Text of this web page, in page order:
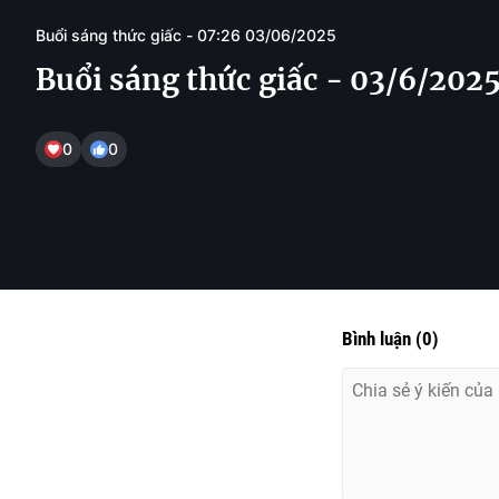
Buổi sáng thức giấc - 07:26 03/06/2025
Buổi sáng thức giấc - 03/6/
0 0
Bình luận (0)